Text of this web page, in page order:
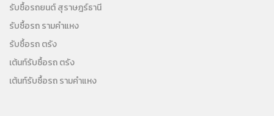
รับซื้อรถยนต์ สุราษฎร์ธานี
รับซื้อรถ รามคำแหง
รับซื้อรถ ตรัง
เต้นท์รับซื้อรถ ตรัง
เต้นท์รับซื้อรถ รามคำแหง